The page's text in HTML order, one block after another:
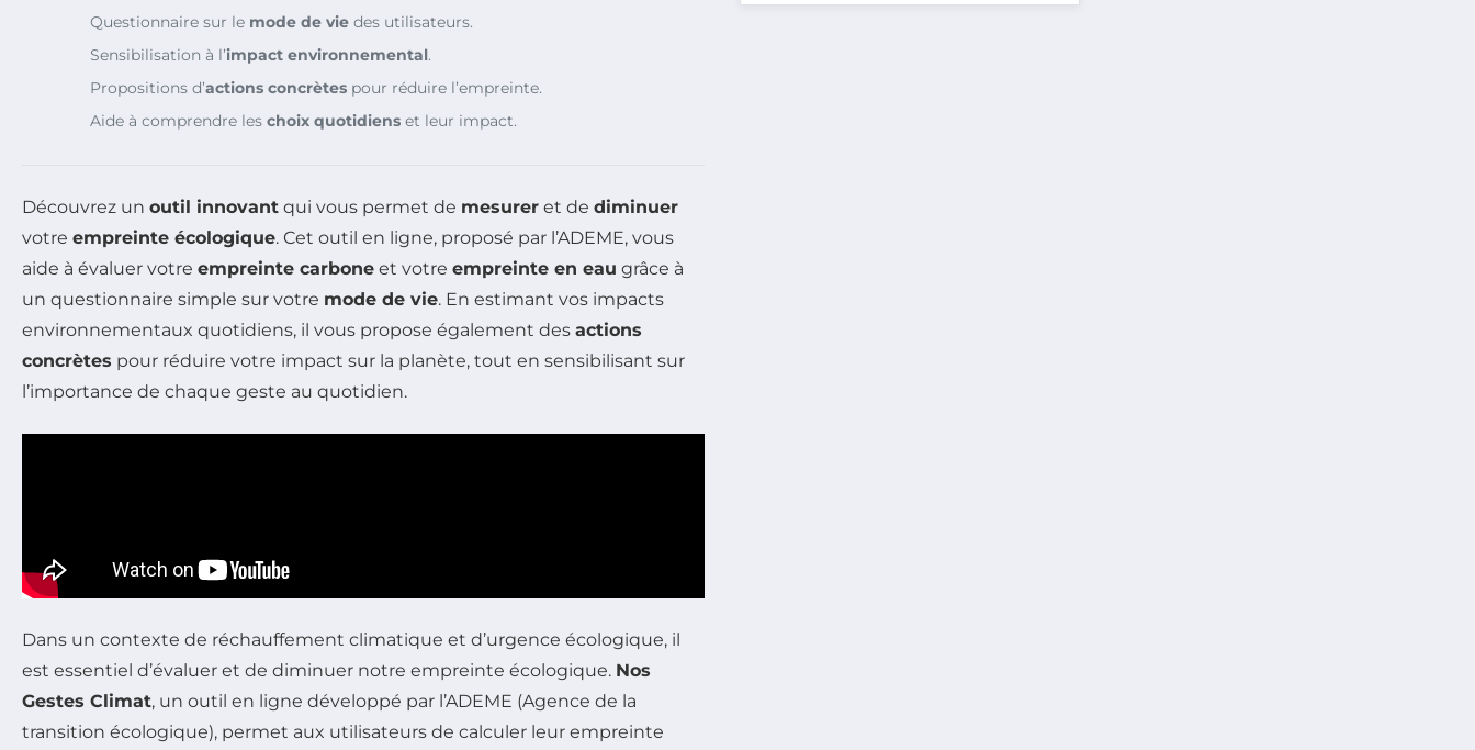
Questionnaire sur le mode de vie des utilisateurs.
Sensibilisation à l’impact environnemental.
Propositions d’actions concrètes pour réduire l’empreinte.
Aide à comprendre les choix quotidiens et leur impact.
Découvrez un outil innovant qui vous permet de mesurer et de diminuer
votre empreinte écologique. Cet outil en ligne, proposé par l’ADEME, vous
aide à évaluer votre empreinte carbone et votre empreinte en eau grâce à
un questionnaire simple sur votre mode de vie. En estimant vos impacts
environnementaux quotidiens, il vous propose également des actions
concrètes pour réduire votre impact sur la planète, tout en sensibilisant sur
l’importance de chaque geste au quotidien.
Dans un contexte de réchauffement climatique et d’urgence écologique, il
est essentiel d’évaluer et de diminuer notre empreinte écologique. Nos
Gestes Climat, un outil en ligne développé par l’ADEME (Agence de la
transition écologique), permet aux utilisateurs de calculer leur empreinte